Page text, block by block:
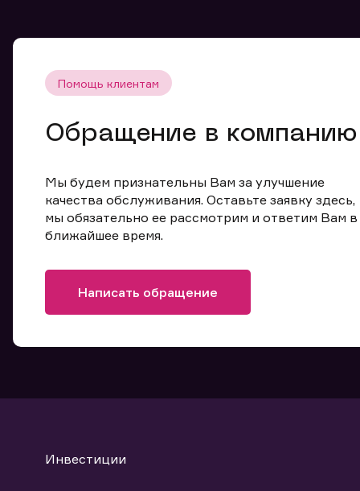
Помощь клиентам
Обращение в компанию
Мы будем признательны Вам за улучшение
качества обслуживания. Оставьте заявку здесь,
мы обязательно ее рассмотрим и ответим Вам в
ближайшее время.
Написать обращение
Инвестиции